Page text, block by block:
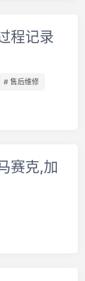
程记录
# 售后维修
赛克,加